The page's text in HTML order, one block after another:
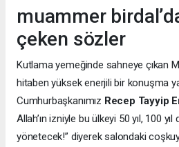
muammer
çeken sözler
Kutlama yemeğinde sahneye çıkan
hitaben yüksek enerjili bir konuşma
Cumhurbaşkanımız Recep Tayyip
Allah’ın izniyle bu ülkeyi 50 yıl, 100
yönetecek!” diyerek salondaki